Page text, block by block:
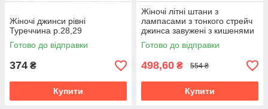
Жіночі джинси рівні
Туреччина р.28,29
Готово до відправки
374 ₴
Купити
Жіночі літні штани з
лампасами з тонкого стрейч
джинса завужені з кишенями
Готово до відправки
498,60 ₴ 554 ₴
Купити